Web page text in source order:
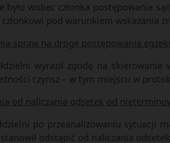
było wobec członka postępowanie
pod warunkiem wskazania
spraw na drogę postępowania
wyraził zgodę na
czynsz – w tym miejscu w
od naliczania odsetek od
po przeanalizowaniu sytuacji
odstąpić od naliczania